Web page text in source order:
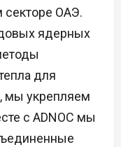
секторе ОАЭ.
ядерных
для
мы укрепляем
с ADNOC мы